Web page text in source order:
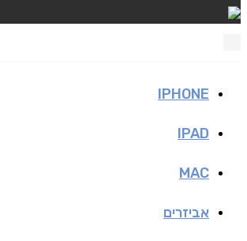
IPHONE
IPAD
MAC
אביזרים